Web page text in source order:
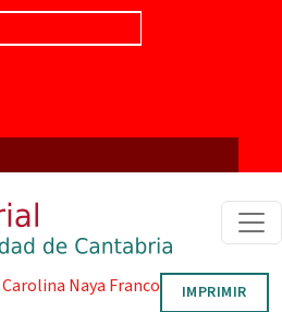
usuario
Carolina Naya Franco IMPRIMIR